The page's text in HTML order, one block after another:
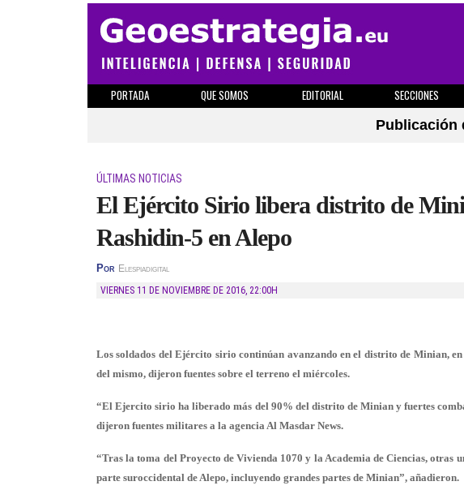
PORTADA QUE SOMOS EDITORIAL SECCIONES
Publicación
ÚLTIMAS NOTICIAS
El Ejército Sirio libera distrito de
Rashidin-5 en Alepo
Por Elespiadigital
VIERNES 11 DE NOVIEMBRE DE 2016, 22:00H
Los soldados del Ejército sirio continúan avanzando en el distrito de Minian,
del mismo, dijeron fuentes sobre el terreno el miércoles.
“El Ejercito sirio ha liberado más del 90% del distrito de Minian y fuertes
dijeron fuentes militares a la agencia Al Masdar News.
“Tras la toma del Proyecto de Vivienda 1070 y la Academia de Ciencias, otras
parte suroccidental de Alepo, incluyendo grandes partes de Minian”, añadieron.